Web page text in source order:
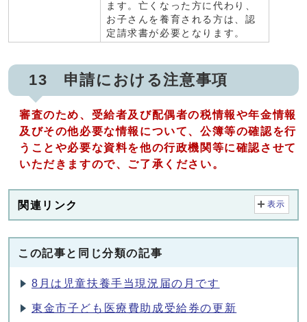
ます。亡くなった方に代わり、
お子さんを養育される方は、認
定請求書が必要となります。
13 申請における注意事項
審査のため、受給者及び配偶者の税情報や年金情報
及びその他必要な情報について、公簿等の確認を行
うことや必要な資料を他の行政機関等に確認させて
いただきますので、ご了承ください。
関連リンク 表示
この記事と同じ分類の記事
8月は児童扶養手当現況届の月です
東金市子ども医療費助成受給券の更新